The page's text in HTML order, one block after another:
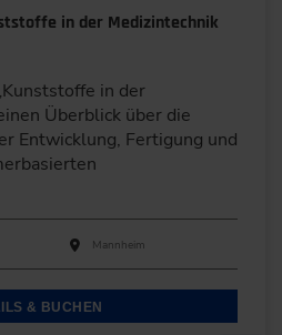
in der Medizintechnik
in der
Überblick über die
Entwicklung, Fertigung und
Mannheim
& BUCHEN